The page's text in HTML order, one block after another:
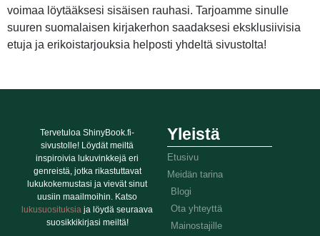
voimaa löytääksesi sisäisen rauhasi. Tarjoamme sinulle
suuren suomalaisen kirjakerhon saadaksesi eksklusiivisia
etuja ja erikoistarjouksia helposti yhdeltä sivustolta!
Tervetuloa ShinyBook.fi-
sivustolle! Löydät meiltä
inspiroivia lukuvinkkejä eri
genreistä, jotka rikastuttavat
lukukokemustasi ja vievät sinut
uusiin maailmoihin. Katso
lukusuosituksia ja löydä seuraava
suosikkikirjasi meiltä!
Yleistä
Etusivu
Meidän tarina
Blogi
Ota yhteyttä
Mainostajille